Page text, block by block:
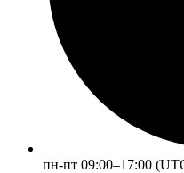
пн-пт 09:00–17:00